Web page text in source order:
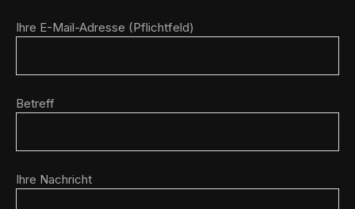
Ihre E-Mail-Adresse (Pflichtfeld)
Betreff
Ihre Nachricht